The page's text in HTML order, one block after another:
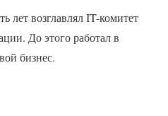
лет возглавлял IT-комитет
До этого работал в
бизнес.